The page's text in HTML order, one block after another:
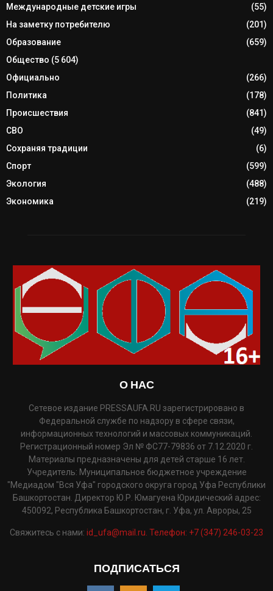
Международные детские игры
(55)
На заметку потребителю
(201)
Образование
(659)
Общество (5 604)
Официально
(266)
Политика
(178)
Происшествия
(841)
СВО
(49)
Сохраняя традиции
(6)
Спорт
(599)
Экология
(488)
Экономика
(219)
О НАС
Сетевое издание PRESSAUFA.RU зарегистрировано в
Федеральной службе по надзору в сфере связи,
информационных технологий и массовых коммуникаций.
Регистрационный номер Эл № ФС77-79836 от 7.12.2020 г.
Материалы предназначены для детей старше 16 лет.
Учредитель: Муниципальное бюджетное учреждение
"Медиадом "Вся Уфа" городского округа город Уфа Республики
Башкортостан. Директор Ю.Р. Юмагуена Юридический адрес:
450092, Республика Башкортостан, г. Уфа, ул. Авроры, 25
Свяжитесь с нами: id_ufa@mail.ru. Телефон: +7 (347) 246-03-23
ПОДПИСАТЬСЯ